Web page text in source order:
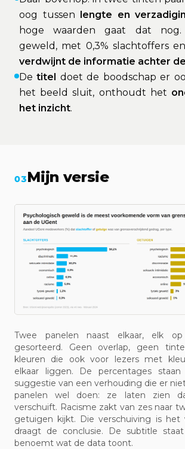
oog tussen
lengte en
hoge waarden gaat dat nog.
geweld, met 0,3% slachtoffers
verdwijnt de informatie achter
Detitel
doet de boodschap er
het beeld sluit, onthoudt het
het inzicht.
03Mijn versie
Twee panelen naast elkaar, elk
gesorteerd. Geen overlap, geen
kleuren die ook voor lezers met
elkaar liggen. De percentages
suggestie van een verhouding die er
panelen wel doen: ze laten zien
verschuift. Racisme zakt van zes naar
getuigen kijkt. Die verschuiving is het
draagt de conclusie. De subtitle
benoemt wat de data toont.